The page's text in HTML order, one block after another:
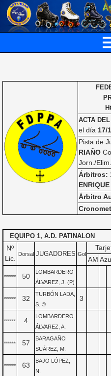
ACTA
el día17/
Pista de
RIAÑO
Jorn./
Árbitros:
ENRIQUE
Árbitro
EQUIPO 1, A.D. PATINALON
Nº
Lic.
Dorsal JUGADORES Gol
AM
****** 50
LOMBARDERO
ÁLVAREZ, J. (P)
****** 32
TURBÓN LADA,
S. ©
3
****** 4
LOMBARDERO
ÁLVAREZ, A.
****** 57
BARAGAÑO
SUÁREZ, M.
****** 63
BAJO LÓPEZ,
N.